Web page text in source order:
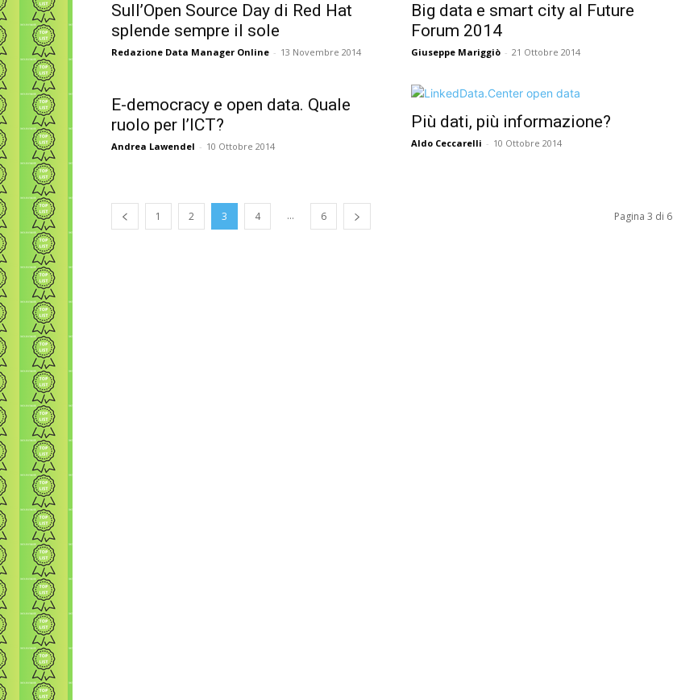
Sull’Open Source Day di Red Hat
splende sempre il sole
Redazione Data Manager Online - 13 Novembre 2014
Big data e smart city al Future
Forum 2014
Giuseppe Mariggiò - 21 Ottobre 2014
E-democracy e open data. Quale
ruolo per l’ICT?
Andrea Lawendel - 10 Ottobre 2014
Più dati, più informazione?
Aldo Ceccarelli - 10 Ottobre 2014
1 2 3 4 ... 6 Pagina 3 di 6